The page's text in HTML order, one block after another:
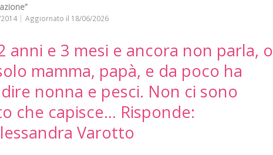
Aggiornato il 18/06/2026
anni e 3 mesi e ancora non parla, o
mamma, papà, e da poco ha
nonna e pesci. Non ci sono
che capisce... Risponde:
Varotto